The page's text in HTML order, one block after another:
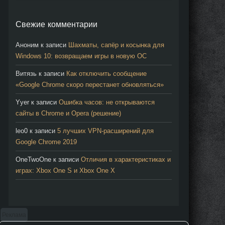
при
для
Свежие комментарии
Аноним к записи Шахматы, сапёр и косынка для
Windows 10: возвращаем игры в новую ОС
Витязьк записи Как отключить сообщение
«Google Chrome скоро перестанет обновляться»
Yyerк записи Ошибка часов: не открываются
сайты в Chrome и Opera (решение)
leo0к записи 5 лучших VPN-расширений для
Google Chrome 2019
OneTwoOneк записи Отличия в характеристиках и
играх: Xbox One S и Xbox One X